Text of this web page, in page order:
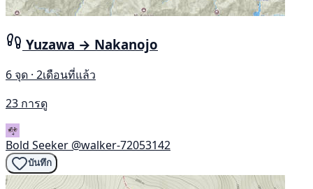
Yuzawa → Nakanojo
6 จุด · 2เดือนที่แล้ว
23 การดู
Bold Seeker @walker-72053142
บันทึก